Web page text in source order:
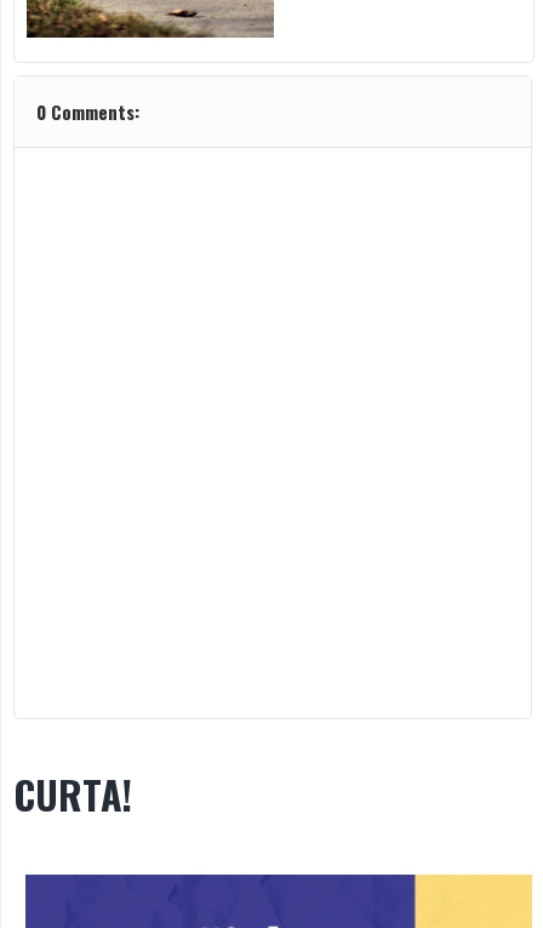
0 Comments:
CURTA!